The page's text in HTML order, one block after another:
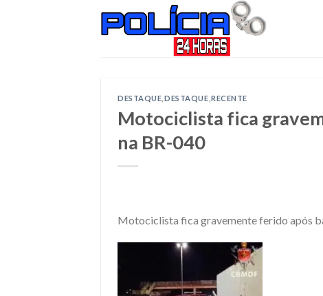
DESTAQUE ,DESTAQUE ,RECENTE
Motociclista fica
na BR-040
Motociclista fica gravemente ferido após